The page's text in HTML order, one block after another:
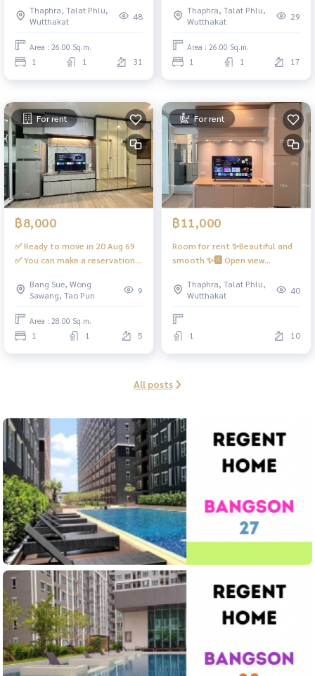
Home Wutthakat ❤️rental price
12,000
Thaphra, Talat Phlu,
Wutthakat
48
Area : 26.00 Sq.m.
1 1 31
❗️Washing machine + dryer, front
cover ❗️ 🩷Rental price 13,000
baht #Regent Home Wutthakat
Thaphra, Talat Phlu,
Wutthakat
29
Area : 26.00 Sq.m.
1 1 17
For rent
฿8,000
✅ Ready to move in 20 Aug 69
✅ You can make a reservation.
luxurious, fully furnished,
central view, beautiful, CCTV +
fully furnished. 📍There is a
washing machine. #Regent
Home Bang Son 28 ❤️ Rent
Bang Sue, Wong
Sawang, Tao Pun
9
Area : 28.00 Sq.m.
1 1 5
For rent
฿11,000
Room for rent ✨Beautiful and
smooth ✨🅰️ Open view
Rent 11,000 baht
Thaphra, Talat Phlu,
Wutthakat
40
1 10
All posts